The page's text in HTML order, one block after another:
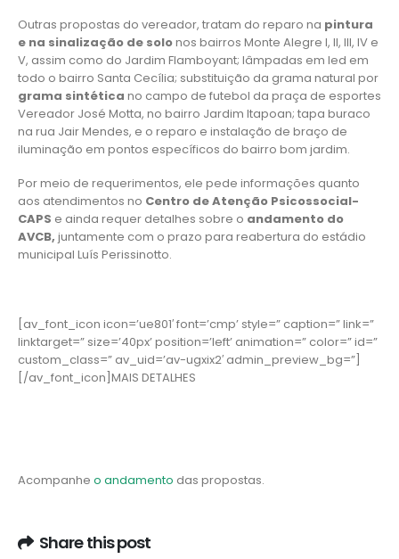
Outras propostas do vereador, tratam do reparo na pintura
e na sinalização de solonos bairros Monte Alegre I, II, III, IV e
V, assim como do Jardim Flamboyant; lâmpadas em led em
todo o bairro Santa Cecília; substituição da grama natural por
grama sintética no campo de futebol da praça de esportes
Vereador José Motta, no bairro Jardim Itapoan; tapa buraco
na rua Jair Mendes, e o reparo e instalação de braço de
iluminação em pontos específicos do bairro bom jardim.
Por meio de requerimentos, ele pede informações quanto
aos atendimentos no Centro de Atenção Psicossocial-
CAPS e ainda requer detalhes sobre o andamento do
AVCB, juntamente com o prazo para reabertura do estádio
municipal Luís Perissinotto.
[av_font_icon icon=’ue801′ font=’cmp’ style=” caption=” link=”
linktarget=” size=’40px’ position=’left’ animation=” color=” id=”
custom_class=” av_uid=’av-ugxix2′ admin_preview_bg=”]
[/av_font_icon]MAIS DETALHES
Acompanhe o andamento das propostas.
Share this post